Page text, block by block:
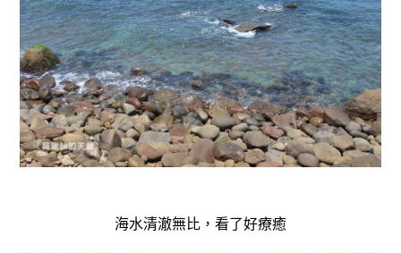
海水清澈無比，看了好療癒